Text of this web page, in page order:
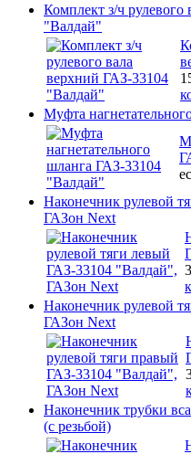
Комплект з/ч
"Валдай"
Муфта
Наконечник рулевой
ГАЗон Next
Наконечник рулевой
ГАЗон Next
Наконечник трубки
(с резьбой)